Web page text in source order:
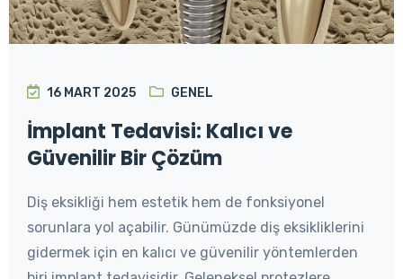
16 MART 2025 GENEL
İmplant Tedavisi: Kalıcı ve
Güvenilir Bir Çözüm
Diş eksikliği hem estetik hem de fonksiyonel
sorunlara yol açabilir. Günümüzde diş eksikliklerini
gidermek için en kalıcı ve güvenilir yöntemlerden